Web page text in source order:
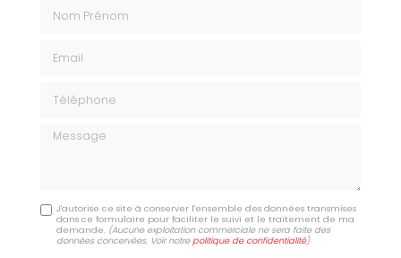
Message
J'autorise ce site à conserver l'ensemble des données transmises
dans ce formulaire pour faciliter le suivi et le traitement de ma
demande. (Aucune exploitation commerciale ne sera faite des
données concervées. Voir notrepolitique de confidentialité)